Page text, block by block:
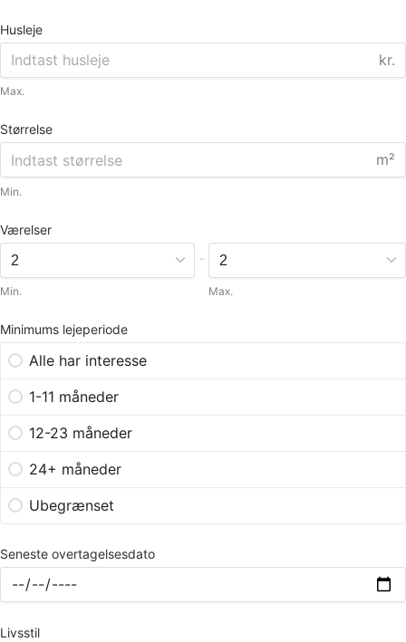
Husleje
kr.
Max.
Størrelse
m²
Min.
Værelser
Min.
-
Max.
Minimums lejeperiode
Alle har interesse
1-11 måneder
12-23 måneder
24+ måneder
Ubegrænset
Seneste overtagelsesdato
Livsstil